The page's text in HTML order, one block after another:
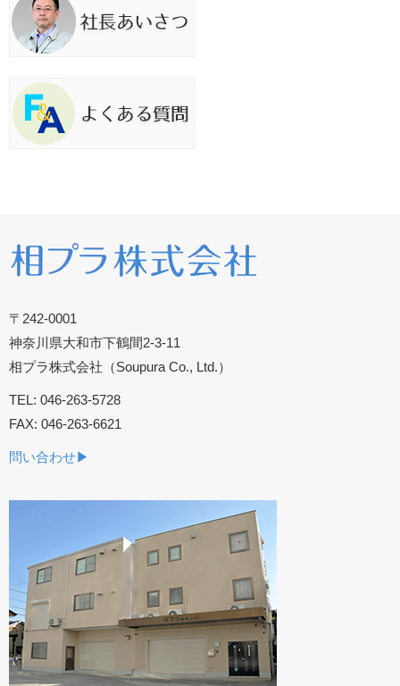
〒242-0001
神奈川県大和市下鶴間2-3-11
相プラ株式会社（Soupura Co., Ltd.）
TEL: 046-263-5728
FAX: 046-263-6621
問い合わせ▶︎